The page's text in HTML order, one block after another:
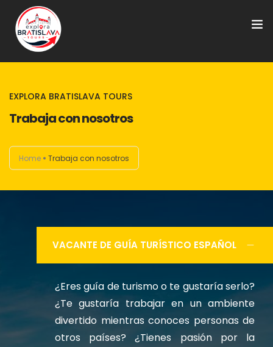
Preguntas frecuentes
Sobre nosotros
Tours en Europa
EXPLORA BRATISLAVA TOURS
Trabaja con nosotros
Home Trabaja con nosotros
VACANTE DE GUÍA TURÍSTICO ESPAÑOL
¿Eres guía de turismo o te gustaría serlo?
¿Te gustaría trabajar en un ambiente
divertido mientras conoces personas de
otros países? ¿Tienes pasión por la